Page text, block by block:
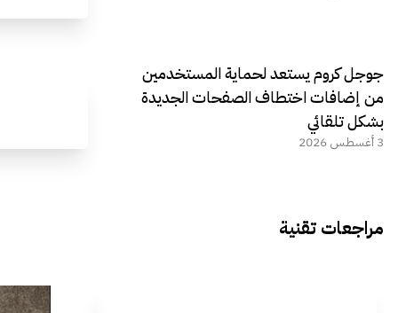
جوجل كروم يستعد لحماية المستخدمين
من إضافات اختطاف الصفحات الجديدة
بشكل تلقائي
3 أغسطس 2026
مراجعات تقنية